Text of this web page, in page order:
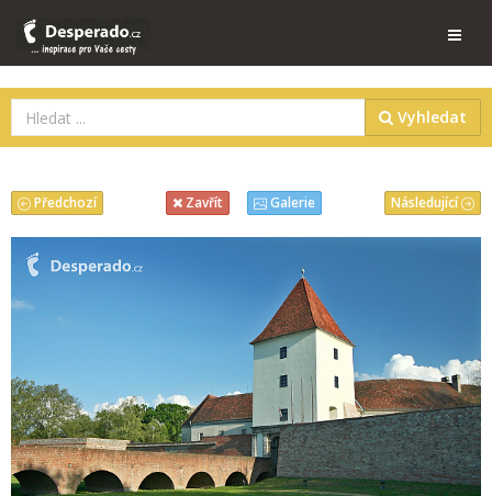
Vyhledat
Následující
Předchozí Zavřít Galerie